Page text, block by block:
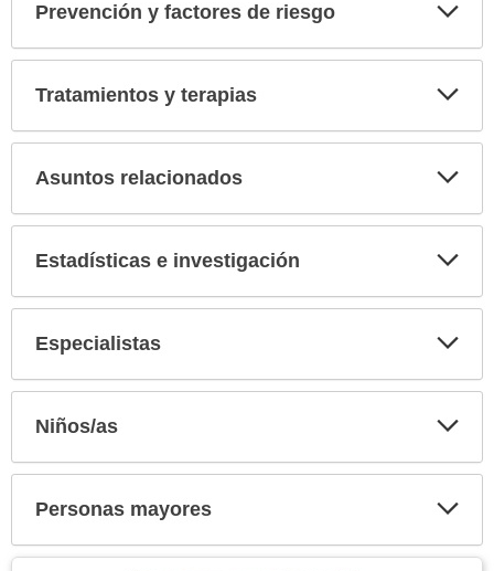
Prevención y factores de riesgo
Tratamientos y terapias
Asuntos relacionados
Estadísticas e investigación
Especialistas
Niños/as
Personas mayores